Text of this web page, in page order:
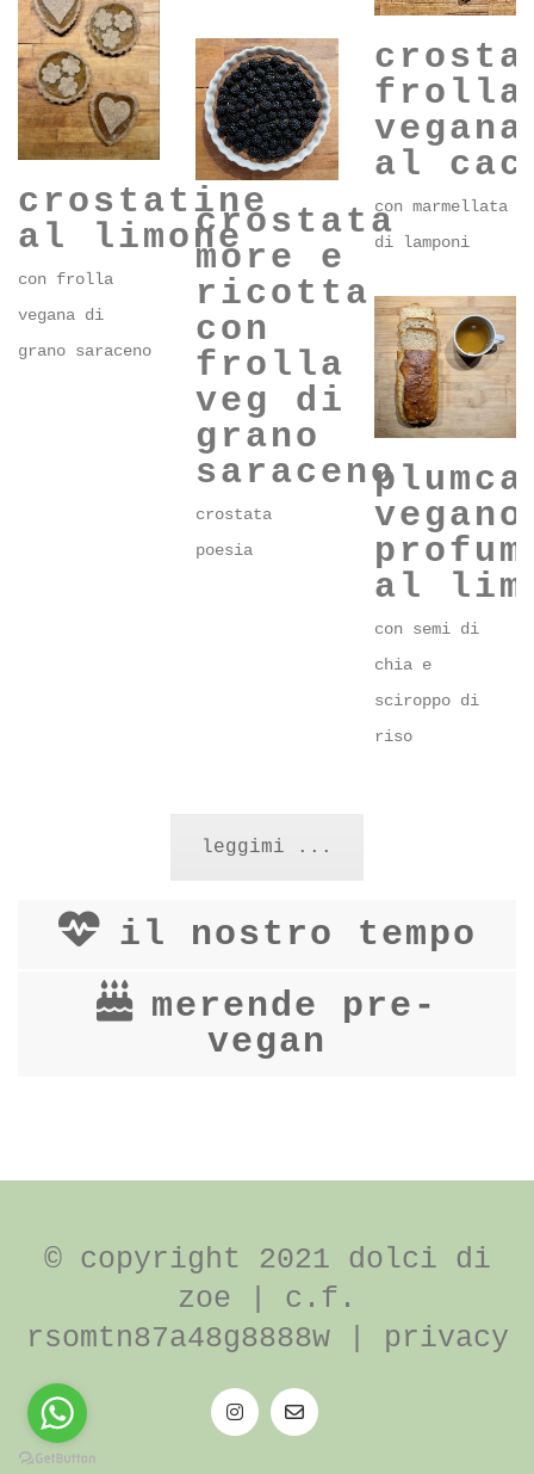
frolla
vegana
al
con marmellata
crostatine
al limone
con frolla
vegana di
crostata
more e
ricotta
con
frolla
veg di
grano
saraceno
crostata
vegano
al
con semi di
chia e
sciroppo di
il nostro tempo
merende pre-
© copyright 2021 dolci di
zoe | c.f.
rsomtn87a48g8888w |